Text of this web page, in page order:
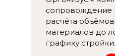
сопровождение
расчёта
материалов до
графику стройки.